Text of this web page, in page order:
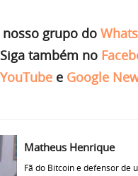
grupo do
Siga também no
YouTube e Google
Matheus Henrique
Fã do Bitcoin e defensor de